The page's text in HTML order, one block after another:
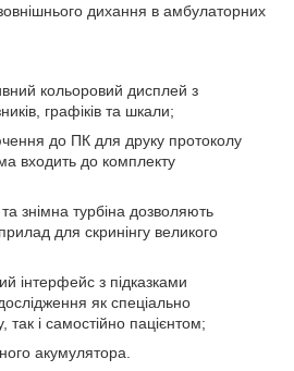
дихання в амбулаторних
кольоровий дисплей з
графіків та шкали;
до ПК для друку протоколу
входить до комплекту
знімна турбіна дозволяють
для скринінгу великого
інтерфейс з підказками
як спеціально
і самостійно пацієнтом;
акумулятора.